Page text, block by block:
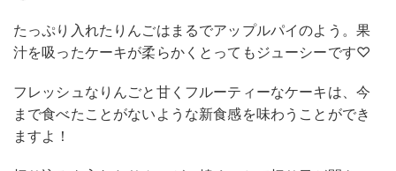
たっぷり入れたりんごはまるでアップルパイのよう。果
汁を吸ったケーキが柔らかくとってもジューシーです♡
フレッシュなりんごと甘くフルーティーなケーキは、今
まで食べたことがないような新食感を味わうことができ
ますよ！